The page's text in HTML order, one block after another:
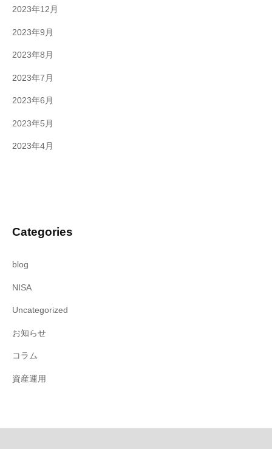
2023年12月
2023年9月
2023年8月
2023年7月
2023年6月
2023年5月
2023年4月
Categories
blog
NISA
Uncategorized
お知らせ
コラム
資産運用